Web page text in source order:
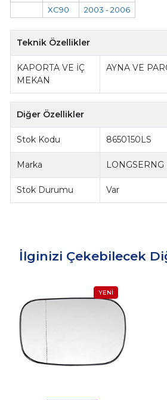
XC90
2003 - 2006
Teknik Özellikler
KAPORTA VE İÇ
MEKAN
AYNA VE
Diğer Özellikler
Stok Kodu 8650150LS
Marka LONGSERNG
Stok Durumu Var
İlginizi Çekebilecek